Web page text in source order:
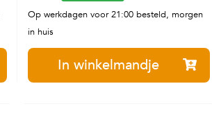
Op werkdagen voor 21:00 besteld, morgen
in huis
In winkelmandje